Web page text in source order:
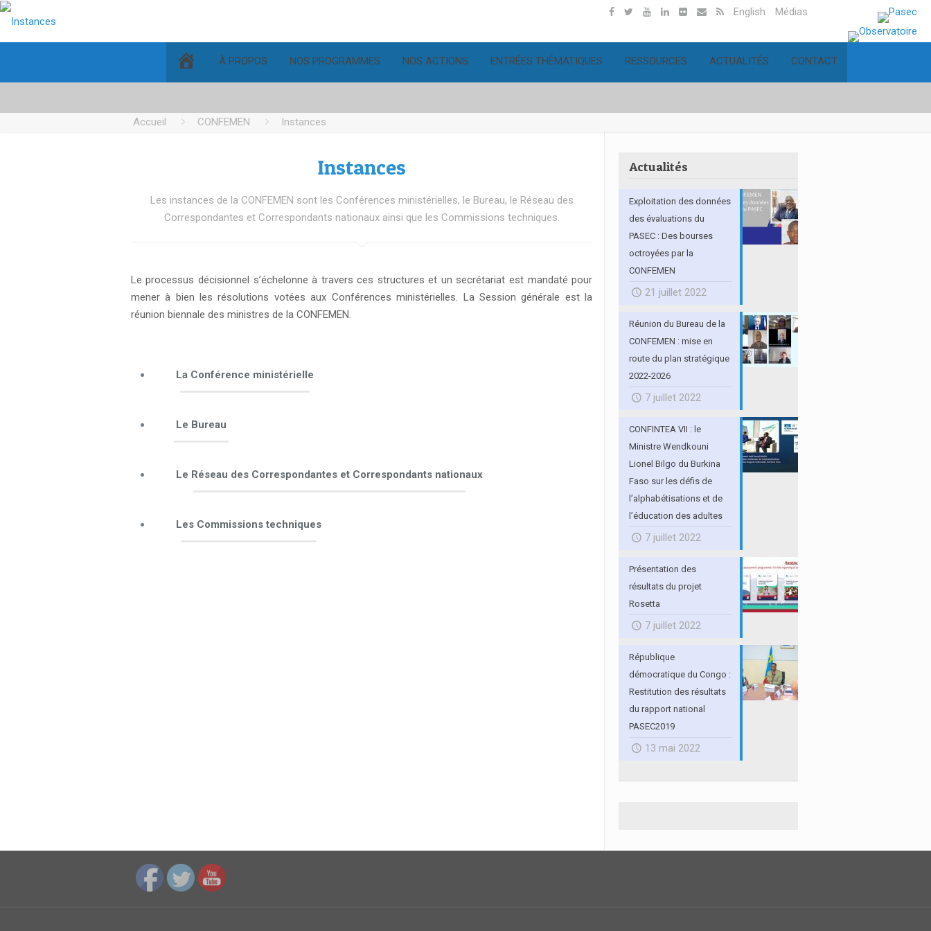
ACCUEILÀ PROPOS NOS PROGRAMMES NOS ACTIONS ENTRÉES THÉMATIQUES RESSOURCES ACTUALITÉS CONTACT
English Médias
Accueil CONFEMEN Instances
Instances
Les instances de la CONFEMEN sont les Conférences ministérielles, le Bureau, le Réseau des
Correspondantes et Correspondants nationaux ainsi que les Commissions techniques.
Le processus décisionnel s’échelonne à travers ces structures et un secrétariat est mandaté pour
mener à bien les résolutions votées aux Conférences ministérielles. La Session générale est la
réunion biennale des ministres de la CONFEMEN.
La Conférence ministérielle
Le Bureau
Le Réseau des Correspondantes et Correspondants nationaux
Les Commissions techniques
Actualités
Exploitation des données
des évaluations du
PASEC : Des bourses
octroyées par la
CONFEMEN
21 juillet 2022
Réunion du Bureau de la
CONFEMEN : mise en
route du plan stratégique
2022-2026
7 juillet 2022
CONFINTEA VII : le
Ministre Wendkouni
Lionel Bilgo du Burkina
Faso sur les défis de
l’alphabétisations et de
l’éducation des adultes
7 juillet 2022
Présentation des
résultats du projet
Rosetta
7 juillet 2022
République
démocratique du Congo :
Restitution des résultats
du rapport national
PASEC2019
13 mai 2022